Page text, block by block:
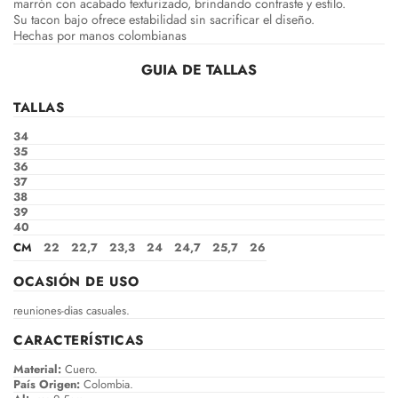
Su tacon bajo ofrece estabilidad sin sacrificar el diseño.
Hechas por manos colombianas
GUIA DE TALLAS
TALLAS
34
35
36
37
38
39
40
CM
22 22,7 23,3 24 24,7 25,7 26
OCASIÓN DE USO
reuniones-dias casuales.
CARACTERÍSTICAS
Material: Cuero.
País Origen: Colombia.